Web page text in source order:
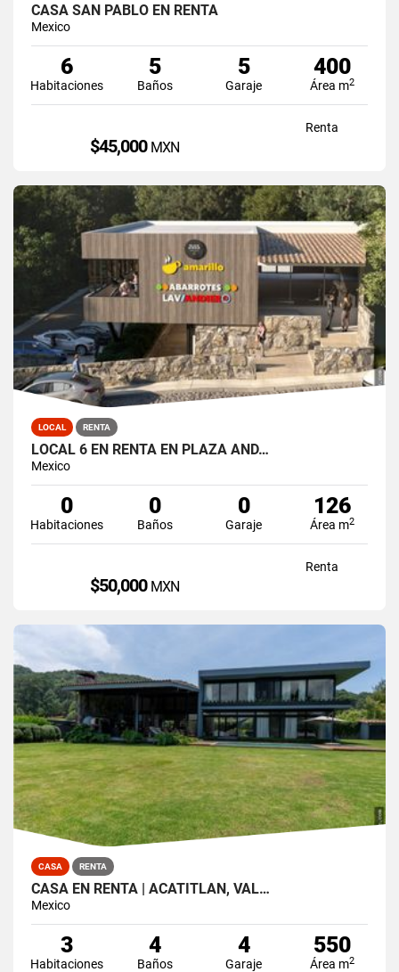
CASA SAN PABLO EN RENTA
Mexico
6
Habitaciones
5
Baños
5
Garaje
400
Área m2
Renta
$45,000 MXN
LOCAL RENTA
LOCAL 6 EN RENTA EN PLAZA AND…
Mexico
0
Habitaciones
0
Baños
0
Garaje
126
Área m2
Renta
$50,000 MXN
CASA RENTA
CASA EN RENTA | ACATITLÁN, VAL…
Mexico
3
Habitaciones
4
Baños
4
Garaje
550
Área m2